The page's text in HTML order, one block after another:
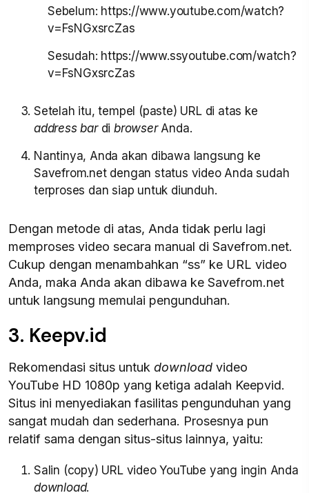
Sebelum: https://www.youtube.com/watch?
v=FsNGxsrcZas
Sesudah: https://www.ssyoutube.com/watch?
v=FsNGxsrcZas
Setelah itu, tempel (paste) URL di atas ke
address bardibrowserAnda.
Nantinya, Anda akan dibawa langsung ke
Savefrom.net dengan status video Anda sudah
terproses dan siap untuk diunduh.
Dengan metode di atas, Anda tidak perlu lagi
memproses video secara manual di Savefrom.net.
Cukup dengan menambahkan “ss” ke URL video
Anda, maka Anda akan dibawa ke Savefrom.net
untuk langsung memulai pengunduhan.
3. Keepv.id
Rekomendasi situs untuk download video
YouTube HD 1080p yang ketiga adalah Keepvid.
Situs ini menyediakan fasilitas pengunduhan yang
sangat mudah dan sederhana. Prosesnya pun
relatif sama dengan situs-situs lainnya, yaitu:
Salin (copy) URL video YouTube yang ingin Anda
download.